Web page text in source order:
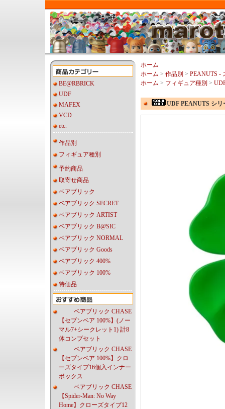
BE@RBRICK
UDF
MAFEX
VCD
etc.
作品別
フィギュア種別
予約商品
取寄せ商品
ベアブリック
ベアブリック SECRET
ベアブリック ARTIST
ベアブリック B@SIC
ベアブリック NORMAL
ベアブリック Goods
ベアブリック 400%
ベアブリック 100%
特価品
ベアブリック CHASE
【セブンベア 100%】(ノー
マル7+シークレット1) 計8
体コンプセット
ベアブリック CHASE
【セブンベア 100%】クロ
ーズタイプ16個入インナー
ボックス
ベアブリック CHASE
【Spider-Man: No Way
Home】クローズタイプ12
ホーム
ホーム > 作品別 > PEANUTS -
ホーム > フィギュア種別 >
UDF PEANUTS シ